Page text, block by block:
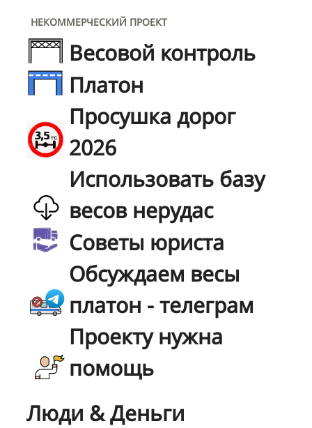
НЕКОММЕРЧЕСКИЙ ПРОЕКТ
Весовой контроль
Платон
Просушка дорог
2026
Использовать базу
весов нерудас
Советы юриста
Обсуждаем весы
платон - телеграм
Проекту нужна
помощь
Люди & Деньги